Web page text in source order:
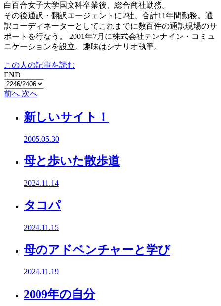
白百合女子大学国文科卒業後、総合商社勤務。
その後通訳・翻訳エージェントに2社、合計11年間勤務。通
訳コーディネーターとしてこれまでに数百件の通訳現場のサ
ポートを行なう。 2001年7月に株式会社テンナイン・コミュ
ニケーションを設立。趣味はシナリオ執筆。
この人の記事を読む
END
前へ 次へ
新しいサイト！
2005.05.30
母と歩いた散歩道
2024.11.14
タコパ
2024.11.15
母のアドベンチャーと学び
2024.11.19
2009年の自分